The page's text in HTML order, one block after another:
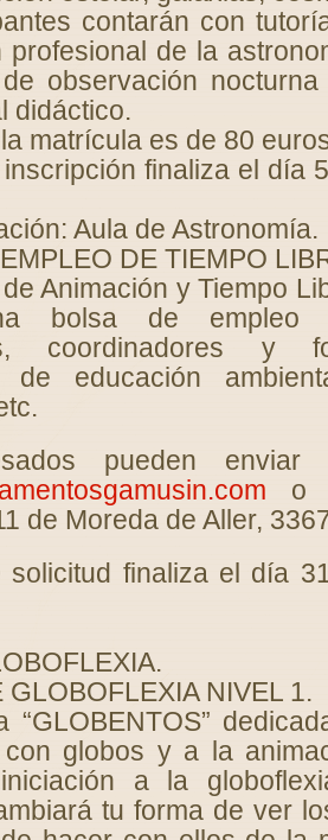
contarán con
profesional de la
observación
didáctico.
matrícula es de 80
finaliza el día
Aula de Astronomía.
DE TIEMPO
Animación y Tiempo
bolsa de empleo
coordinadores y
de educación
pueden
o
de Moreda de Aller,
solicitud finaliza el día
GLOBOFLEXIA NIVEL 1.
“GLOBENTOS”
con globos y a la
a la
tu forma de ver